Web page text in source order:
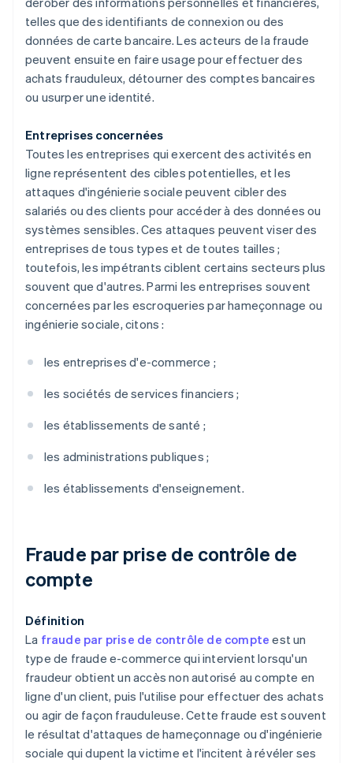
telles que des identifiants de connexion ou des
données de carte bancaire. Les acteurs de la fraude
peuvent ensuite en faire usage pour effectuer des
achats frauduleux, détourner des comptes bancaires
ou usurper une identité.
Entreprises concernées
Toutes les entreprises qui exercent des activités en
ligne représentent des cibles potentielles, et les
attaques d'ingénierie sociale peuvent cibler des
salariés ou des clients pour accéder à des données ou
systèmes sensibles. Ces attaques peuvent viser des
entreprises de tous types et de toutes tailles ;
toutefois, les impétrants ciblent certains secteurs plus
souvent que d'autres. Parmi les entreprises souvent
concernées par les escroqueries par hameçonnage ou
ingénierie sociale, citons :
les entreprises d'e-commerce ;
les sociétés de services financiers ;
les établissements de santé ;
les administrations publiques ;
les établissements d'enseignement.
Fraude par prise de contrôle de
compte
Définition
La fraude par prise de contrôle de compte est un
type de fraude e-commerce qui intervient lorsqu'un
fraudeur obtient un accès non autorisé au compte en
ligne d'un client, puis l'utilise pour effectuer des achats
ou agir de façon frauduleuse. Cette fraude est souvent
le résultat d'attaques de hameçonnage ou d'ingénierie
sociale qui dupent la victime et l'incitent à révéler ses